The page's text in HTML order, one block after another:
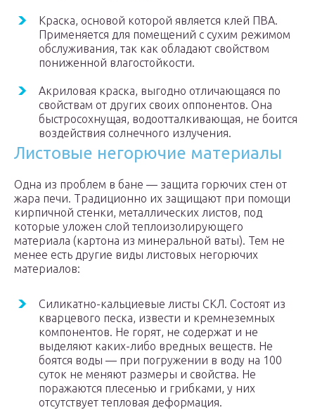
Краска, основой которой является клей ПВА.
Применяется для помещений с сухим режимом
обслуживания, так как обладают свойством
пониженной влагостойкости.
Акриловая краска, выгодно отличающаяся по
свойствам от других своих оппонентов. Она
быстросохнущая, водоотталкивающая, не боится
воздействия солнечного излучения.
Листовые негорючие материалы
Одна из проблем в бане — защита горючих стен от
жара печи. Традиционно их защищают при помощи
кирпичной стенки, металлических листов, под
которые уложен слой теплоизолирующего
материала (картона из минеральной ваты). Тем не
менее есть другие виды листовых негорючих
материалов:
Силикатно-кальциевые листы СКЛ. Состоят из
кварцевого песка, извести и кремнеземных
компонентов. Не горят, не содержат и не
выделяют каких-либо вредных веществ. Не
боятся воды — при погружении в воду на 100
суток не меняют размеры и свойства. Не
поражаются плесенью и грибками, у них
отсутствует тепловая деформация.